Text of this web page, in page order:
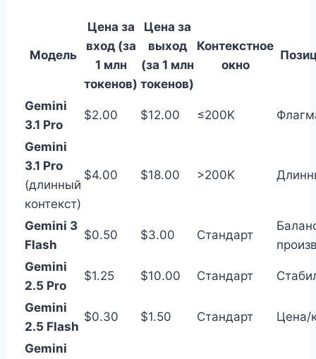
Модель
Цена за
вход (за
1 млн
токенов)
Цена за
выход
(за 1 млн
токенов)
Контекстное
окно
Gemini
3.1 Pro
$2.00 $12.00 ≤200K
Gemini
3.1 Pro
(длинный
контекст)
$4.00 $18.00 >200K
Gemini 3
Flash
$0.50 $3.00 Стандарт
Gemini
2.5 Pro
$1.25 $10.00 Стандарт
Gemini
2.5 Flash
$0.30 $1.50 Стандарт Цена/
Gemini